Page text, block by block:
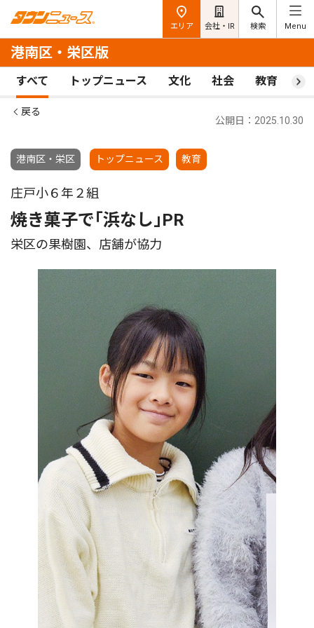
エリア 会社・IR 検索 Menu
港南区・栄区版
すべて トップニュース 文化 社会 教育 ス
戻る
港南区・栄区 トップニュース 教育
公開日：2025.10.30
庄戸小６年２組
焼き菓子で｢浜なし｣PR
栄区の果樹園、店舗が協力